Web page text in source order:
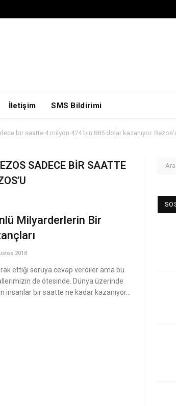
İletişim SMS Bildirimi
bir saatte 4 milyon 474 bin 885 dolar kazanıyor.
SADECE BIR SAATTE
Milyarderlerin Bir
2018
ettiği soruya cevap verdiler ama bu
de ötesinde. Dünya üzerinde
insanlar bir saatte ne kadar kazanıyor…